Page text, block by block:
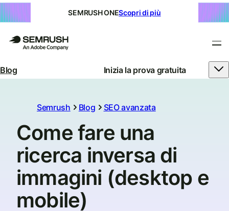
SEMRUSH ONEScopri di più
Blog Inizia la prova gratuita
Semrush Blog SEO avanzata
Come fare una
ricerca inversa di
immagini (desktop e
mobile)